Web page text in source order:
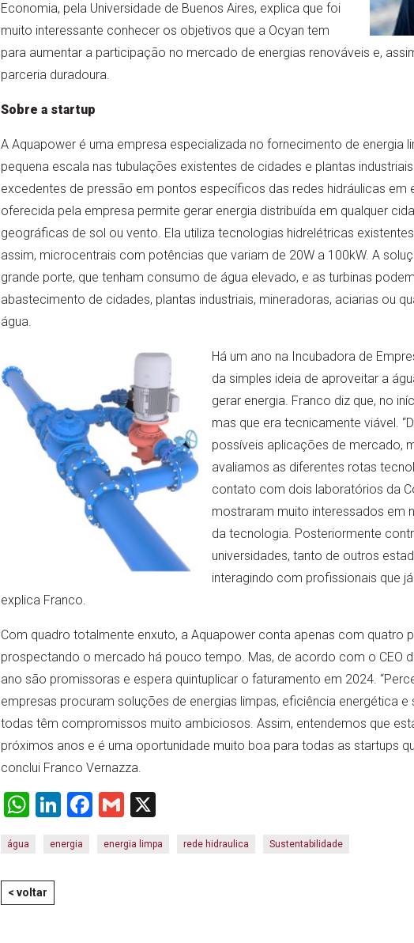
Economia, pela Universidade de Buenos Aires, explica que foi
muito interessante conhecer os objetivos que a Ocyan tem
para aumentar a participação no mercado de energias renováveis e,
parceria duradoura.
Sobre a startup
A Aquapower é uma empresa especializada no fornecimento de energia
pequena escala nas tubulações existentes de cidades e plantas
excedentes de pressão em pontos específicos das redes hidráulicas em
oferecida pela empresa permite gerar energia distribuída em qualquer
geográficas de sol ou vento. Ela utiliza tecnologias hidrelétricas
assim, microcentrais com potências que variam de 20W a 100kW. A
grande porte, que tenham consumo de água elevado, e as turbinas
abastecimento de cidades, plantas industriais, mineradoras, aciarias ou
água.
Há um ano na Incubadora de
da simples ideia de aproveitar a
gerar energia. Franco diz que, no
mas que era tecnicamente viável.
possíveis aplicações de mercado,
avaliamos as diferentes rotas
contato com dois laboratórios da
mostraram muito interessados em
da tecnologia. Posteriormente
universidades, tanto de outros
interagindo com profissionais que
explica Franco.
Com quadro totalmente enxuto, a Aquapower conta apenas com quatro
prospectando o mercado há pouco tempo. Mas, de acordo com o CEO
ano são promissoras e espera quintuplicar o faturamento em 2024.
empresas procuram soluções de energias limpas, eficiência energética
todas têm compromissos muito ambiciosos. Assim, entendemos que
próximos anos e é uma oportunidade muito boa para todas as startups
conclui Franco Vernazza.
WhatsApp
LinkedIn
Facebook
Gmail
X
água energia energia limpa rede hidraulica Sustentabilidade
< voltar